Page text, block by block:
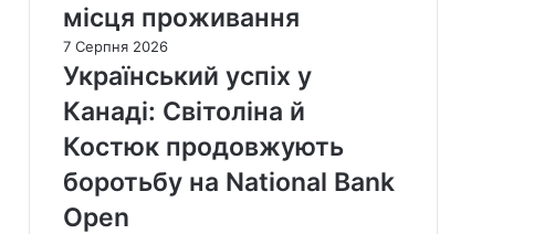
місця проживання
7 Серпня 2026
Український успіх у
Канаді: Світоліна й
Костюк продовжують
боротьбу на National Bank
Open